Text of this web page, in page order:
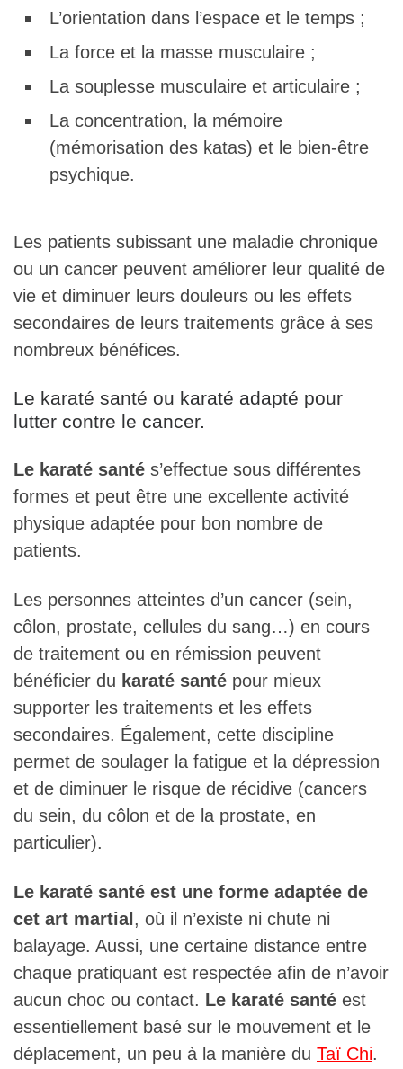
L’orientation dans l’espace et le temps ;
La force et la masse musculaire ;
La souplesse musculaire et articulaire ;
La concentration, la mémoire
(mémorisation des katas) et le bien-être
psychique.
Les patients subissant une maladie chronique
ou un cancer peuvent améliorer leur qualité de
vie et diminuer leurs douleurs ou les effets
secondaires de leurs traitements grâce à ses
nombreux bénéfices.
Le karaté santé ou karaté adapté pour
lutter contre le cancer.
Le karaté santé s’effectue sous différentes
formes et peut être une excellente activité
physique adaptée pour bon nombre de
patients.
Les personnes atteintes d’un cancer (sein,
côlon, prostate, cellules du sang…) en cours
de traitement ou en rémission peuvent
bénéficier du karaté santé pour mieux
supporter les traitements et les effets
secondaires. Également, cette discipline
permet de soulager la fatigue et la dépression
et de diminuer le risque de récidive (cancers
du sein, du côlon et de la prostate, en
particulier).
Le karaté santé est une forme adaptée de
cet art martial, où il n’existe ni chute ni
balayage. Aussi, une certaine distance entre
chaque pratiquant est respectée afin de n’avoir
aucun choc ou contact. Le karaté santé est
essentiellement basé sur le mouvement et le
déplacement, un peu à la manière du Taï Chi.